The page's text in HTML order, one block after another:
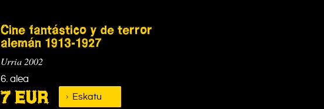
Cine fantástico y de terror
alemán 1913-1927
Urria 2002
6. alea
7 EUR Eskatu